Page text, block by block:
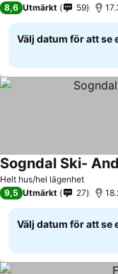
8,6 Utmärkt 59
Välj datum för att se
Helt hus/hel lägenhet
Sogndal Ski-
9,5 Utmärkt 27
Välj datum för att se